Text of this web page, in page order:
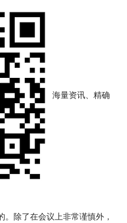
海量资讯、精确
除了在会议上非常谨慎外，